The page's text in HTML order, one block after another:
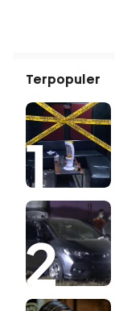
Terpopuler